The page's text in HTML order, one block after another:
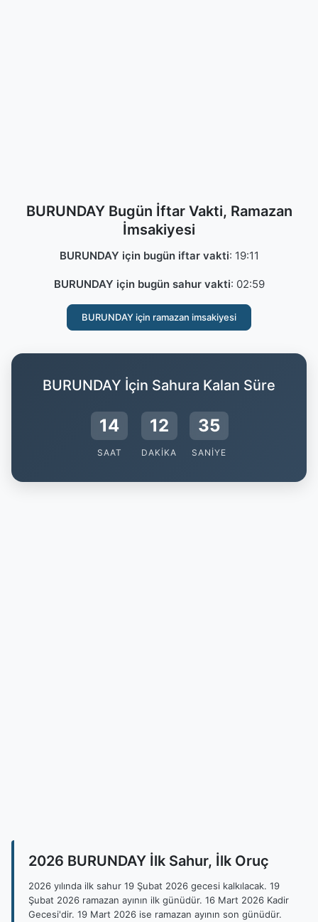
BURUNDAY Bugün İftar Vakti, Ramazan
İmsakiyesi
BURUNDAY için bugün iftar vakti: 19:11
BURUNDAY için bugün sahur vakti: 02:59
BURUNDAY için ramazan imsakiyesi
BURUNDAY İçin Sahura Kalan Süre
14
SAAT
12
DAKIKA
34
SANIYE
2026 BURUNDAY İlk Sahur, İlk Oruç
2026 yılında ilk sahur 19 Şubat 2026 gecesi kalkılacak. 19
Şubat 2026 ramazan ayının ilk günüdür. 16 Mart 2026 Kadir
Gecesi'dir. 19 Mart 2026 ise ramazan ayının son günüdür.